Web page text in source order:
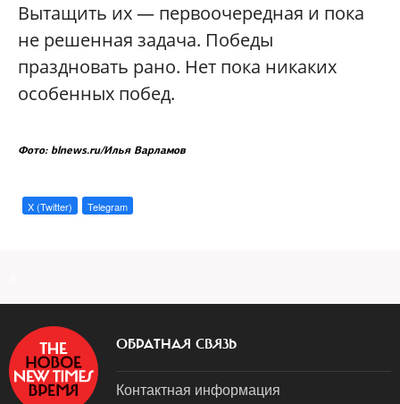
Вытащить их — первоочередная и пока
не решенная задача. Победы
праздновать рано. Нет пока никаких
особенных побед.
Фото: blnews.ru/Илья Варламов
X (Twitter) Telegram
ОБРАТНАЯ СВЯЗЬ
Контактная информация